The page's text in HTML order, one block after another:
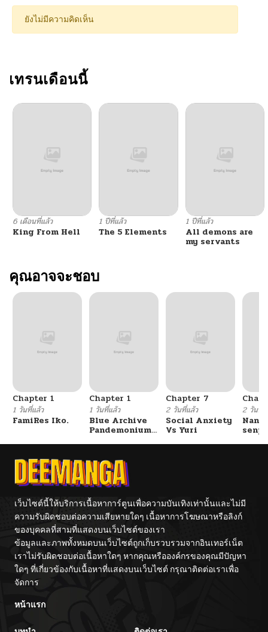
ตอนที่ 12 06/10/2026
ตอนที่ 10
ตอนที่ 9
02/15/2026
ตอนที่ 6
ตอนที่ 5 02/15/2026
ตอนที่ 4
ยังไม่มีความคิดเห็น
เทรนเดือนนี้
6 เดือนที่แล้ว
King From Hell
1 ปีที่แล้ว
The 5 Elements
1 ปีที่แล้ว
All demons are
my servants
คุณอาจจะชอบ
Chapter 1
1 วันที่แล้ว
FamiRes Iko.
Chapter 1
1 วันที่แล้ว
Blue Archive
Pandemonium
Chapter 7
2 วันที่แล้ว
Social Anxiety
Vs Yuri
2 วันที่แ
เว็บไซต์นี้ให้บริการเนื้อหาการ์ตูนเพื่อความบันเทิงเท่านั้นและไม่มี
ความรับผิดชอบต่อความเสียหายใดๆ เนื้อหาการโฆษณาหรือลิงก์
ของบุคคลที่สามที่แสดงบนเว็บไซต์ของเรา
ข้อมูลและภาพทั้งหมดบนเว็บไซต์ถูกเก็บรวบรวมจากอินเทอร์เน็ต
เราไม่รับผิดชอบต่อเนื้อหาใดๆ หากคุณหรือองค์กรของคุณมีปัญหา
ใดๆ ที่เกี่ยวข้องกับเนื้อหาที่แสดงบนเว็บไซต์ กรุณาติดต่อเราเพื่อ
จัดการ
หน้าแรก